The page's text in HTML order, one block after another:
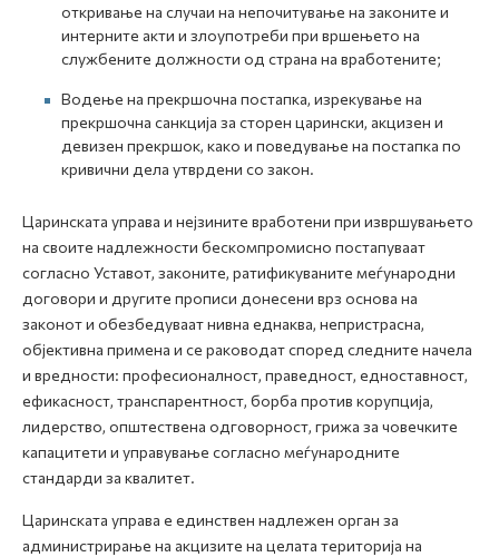
откривање на случаи на непочитување на законите и
интерните акти и злоупотреби при вршењето на
службените должности од страна на вработените;
Водење на прекршочна постапка, изрекување на
прекршочна санкција за сторен царински, акцизен и
девизен прекршок, како и поведување на постапка по
кривични дела утврдени со закон.
Царинската управа и нејзините вработени при извршувањето
на своите надлежности бескомпромисно постапуваат
согласно Уставот, законите, ратификуваните меѓународни
договори и другите прописи донесени врз основа на
законот и обезбедуваат нивна еднаква, непристрасна,
објективна примена и се раководат според следните начела
и вредности: професионалност, праведност, едноставност,
ефикасност, транспарентност, борба против корупција,
лидерство, општествена одговорност, грижа за човечките
капацитети и управување согласно меѓународните
стандарди за квалитет.
Царинската управа е единствен надлежен орган за
администрирање на акцизите на целата територија на